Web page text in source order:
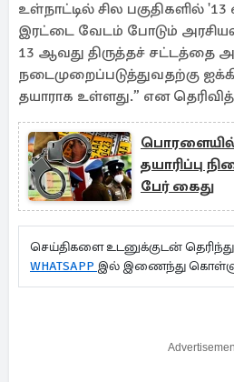
உள்நாட்டில் சில பகுதிகளில்
இரட்டை வேடம் போடும்
13 ஆவது திருத்தச் சட்டத்தை
நடைமுறைப்படுத்துவதற்கு
தயாராக உள்ளது.” என
தயாரிப்பு
பேர் கைது
செய்திகளை உடனுக்குடன்
WHATSAPP இல் இணைந்து